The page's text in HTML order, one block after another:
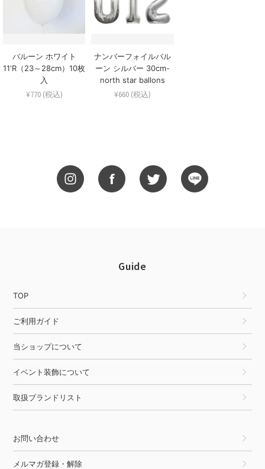
バルーン ホワイト
11'R（23～28cm）10枚
入
¥770 (税込)
ナンバーフォイルバル
ーン シルバー 30cm-
north star ballons
¥660 (税込)
Guide
TOP
ご利用ガイド
当ショップについて
イベント装飾について
取扱ブランドリスト
お問い合わせ
メルマガ登録・解除